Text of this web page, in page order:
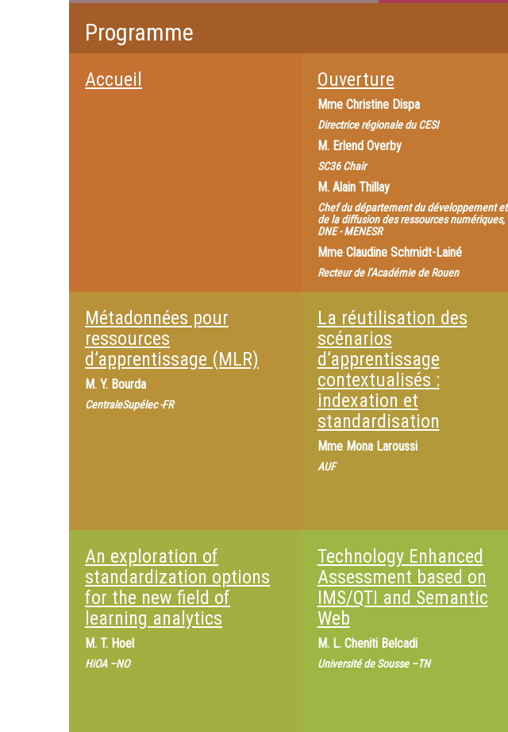
Programme
Accueil Ouverture
Mme Christine Dispa
Directrice régionale du CESI
M. Erlend Overby
SC36 Chair
M. Alain Thillay
Chef du département du développement et
de la diffusion des ressources numériques,
DNE - MENESR
Mme Claudine Schmidt-Lainé
Recteur de l’Académie de Rouen
Métadonnées pour
ressources
d’apprentissage (MLR)
M. Y. Bourda
CentraleSupélec -FR
La réutilisation des
scénarios
d’apprentissage
contextualisés :
indexation et
standardisation
Mme Mona Laroussi
AUF
An exploration of
standardization options
for the new field of
learning analytics
M. T. Hoel
HiOA –NO
Technology Enhanced
Assessment based on
IMS/QTI and Semantic
Web
M. L. Cheniti Belcadi
Université de Sousse –TN